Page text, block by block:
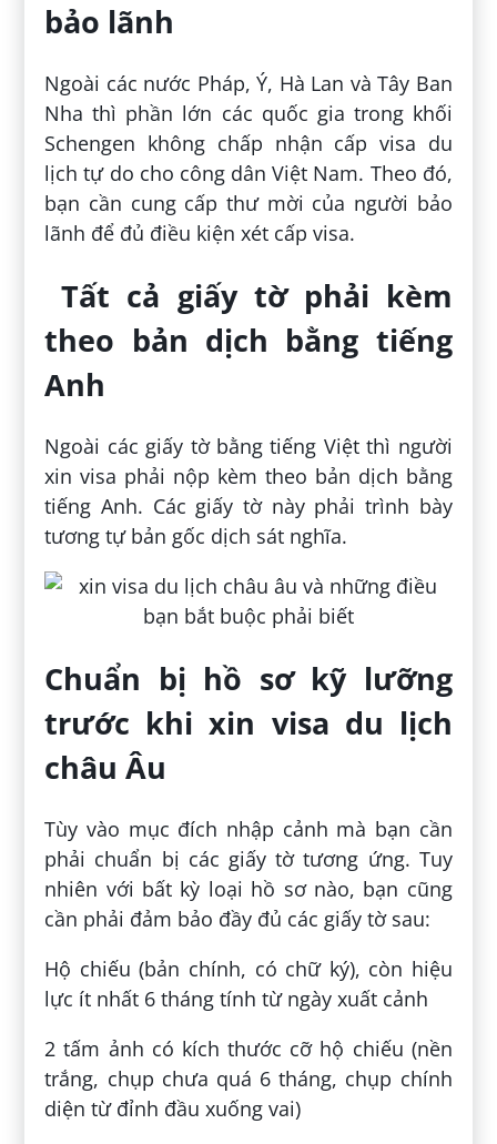
bảo lãnh
Ngoài các nước Pháp, Ý, Hà Lan và Tây Ban
Nha thì phần lớn các quốc gia trong khối
Schengen không chấp nhận cấp visa du
lịch tự do cho công dân Việt Nam. Theo đó,
bạn cần cung cấp thư mời của người bảo
lãnh để đủ điều kiện xét cấp visa.
Tất cả giấy tờ phải kèm
theo bản dịch bằng tiếng
Anh
Ngoài các giấy tờ bằng tiếng Việt thì người
xin visa phải nộp kèm theo bản dịch bằng
tiếng Anh. Các giấy tờ này phải trình bày
tương tự bản gốc dịch sát nghĩa.
Chuẩn bị hồ sơ kỹ lưỡng
trước khi xin visa du lịch
châu Âu
Tùy vào mục đích nhập cảnh mà bạn cần
phải chuẩn bị các giấy tờ tương ứng. Tuy
nhiên với bất kỳ loại hồ sơ nào, bạn cũng
cần phải đảm bảo đầy đủ các giấy tờ sau:
Hộ chiếu (bản chính, có chữ ký), còn hiệu
lực ít nhất 6 tháng tính từ ngày xuất cảnh
2 tấm ảnh có kích thước cỡ hộ chiếu (nền
trắng, chụp chưa quá 6 tháng, chụp chính
diện từ đỉnh đầu xuống vai)